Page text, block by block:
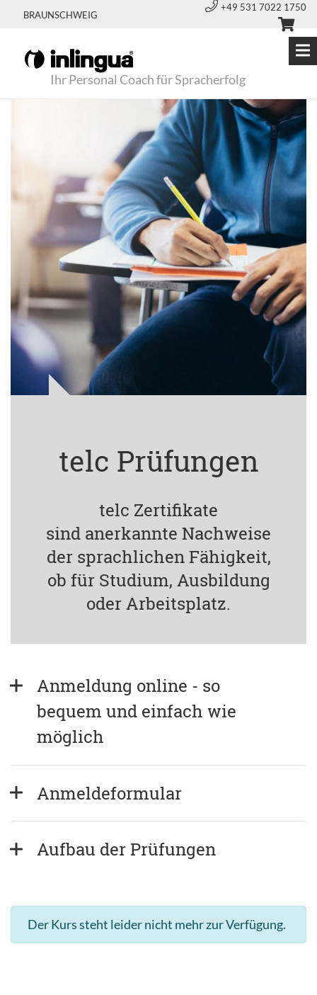
BRAUNSCHWEIG
+49 531 7022 1750
Ihr Personal Coach für Spracherfolg
telc Prüfungen
telc Zertifikate
sind anerkannte Nachweise
der sprachlichen Fähigkeit,
ob für Studium, Ausbildung
oder Arbeitsplatz.
Anmeldung online - so
bequem und einfach wie
möglich
Anmeldeformular
Aufbau der Prüfungen
Der Kurs steht leider nicht mehr zur Verfügung.